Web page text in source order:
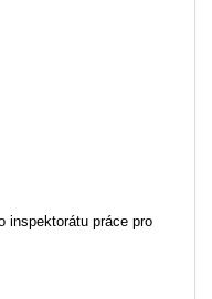
inspektorátu práce pro